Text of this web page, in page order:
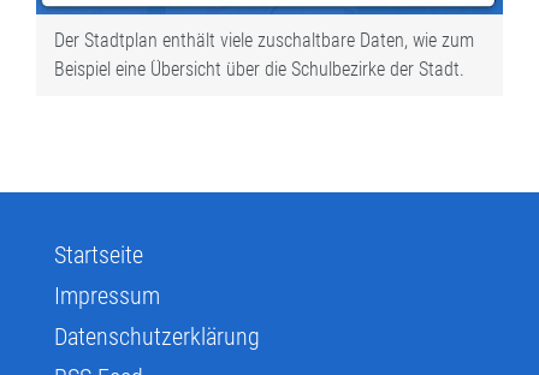
Der Stadtplan enthält viele zuschaltbare Daten, wie zum
Beispiel eine Übersicht über die Schulbezirke der Stadt.
Startseite
Impressum
Datenschutzerklärung